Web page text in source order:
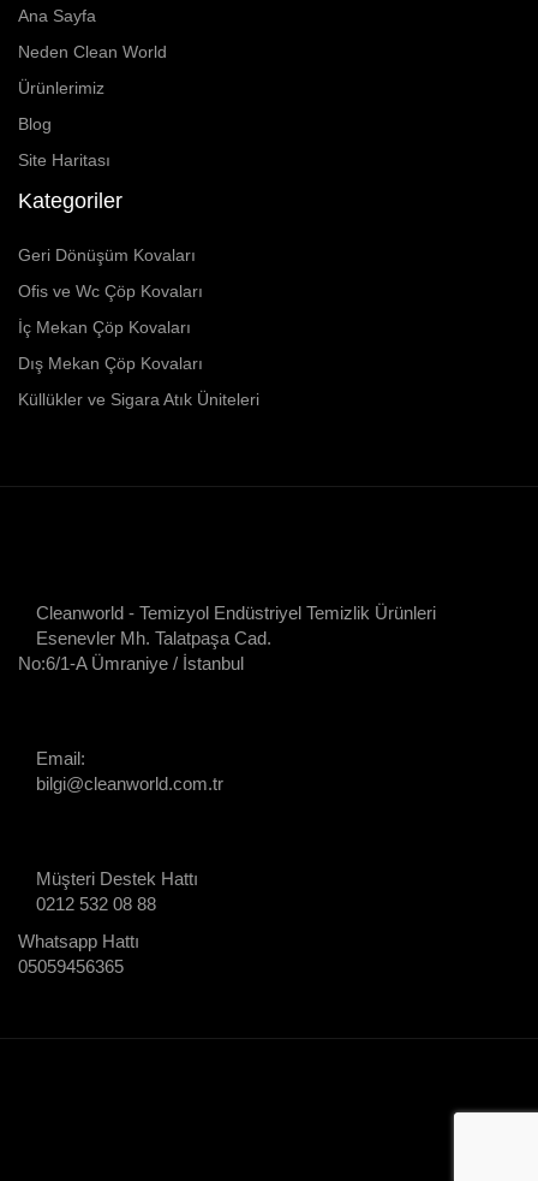
Ana Sayfa
Neden Clean World
Ürünlerimiz
Blog
Site Haritası
Kategoriler
Geri Dönüşüm Kovaları
Ofis ve Wc Çöp Kovaları
İç Mekan Çöp Kovaları
Dış Mekan Çöp Kovaları
Küllükler ve Sigara Atık Üniteleri
Cleanworld - Temizyol Endüstriyel Temizlik Ürünleri
Esenevler Mh. Talatpaşa Cad.
No:6/1-A Ümraniye / İstanbul
Email:
bilgi@cleanworld.com.tr
Müşteri Destek Hattı
0212 532 08 88
Whatsapp Hattı
05059456365